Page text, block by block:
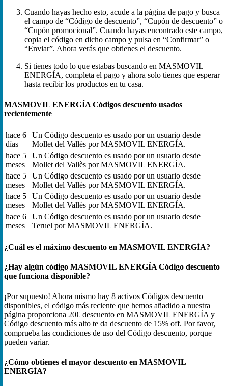
Cuando hayas hecho esto, acude a la página de pago y busca
el campo de “Código de descuento”, “Cupón de descuento” o
“Cupón promocional”. Cuando hayas encontrado este campo,
copia el código en dicho campo y pulsa en “Confirmar” o
“Enviar”. Ahora verás que obtienes el descuento.
Si tienes todo lo que estabas buscando en MASMOVIL
ENERGÍA, completa el pago y ahora solo tienes que esperar
hasta recibir los productos en tu casa.
MASMOVIL ENERGÍA Códigos descuento usados
recientemente
hace 6
días
Un Código descuento es usado por un usuario desde
Mollet del Vallès por MASMOVIL ENERGÍA.
hace 5
meses
Un Código descuento es usado por un usuario desde
Mollet del Vallès por MASMOVIL ENERGÍA.
hace 5
meses
Un Código descuento es usado por un usuario desde
Mollet del Vallès por MASMOVIL ENERGÍA.
hace 5
meses
Un Código descuento es usado por un usuario desde
Mollet del Vallès por MASMOVIL ENERGÍA.
hace 6
meses
Un Código descuento es usado por un usuario desde
Teruel por MASMOVIL ENERGÍA.
¿Cuál es el máximo descuento en MASMOVIL ENERGÍA?
¿Hay algún código MASMOVIL ENERGÍA Código descuento
que funciona disponible?
¡Por supuesto! Ahora mismo hay 8 activos Códigos descuento
disponibles, el código más reciente que hemos añadido a nuestra
página proporciona 20€ descuento en MASMOVIL ENERGÍA y
Código descuento más alto te da descuento de 15% off. Por favor,
comprueba las condiciones de uso del Código descuento, porque
pueden variar.
¿Cómo obtienes el mayor descuento en MASMOVIL
ENERGÍA?